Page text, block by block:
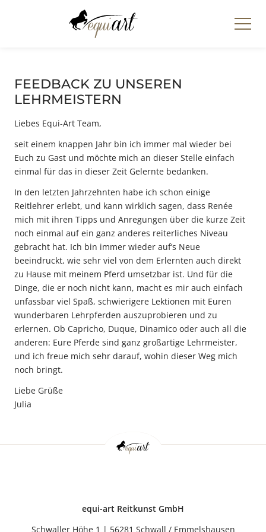
FEEDBACK ZU UNSEREN
LEHRMEISTERN
Liebes Equi-Art Team,
seit einem knappen Jahr bin ich immer mal wieder bei
Euch zu Gast und möchte mich an dieser Stelle einfach
einmal für das in dieser Zeit Gelernte bedanken.
In den letzten Jahrzehnten habe ich schon einige
Reitlehrer erlebt, und kann wirklich sagen, dass Renée
mich mit ihren Tipps und Anregungen über die kurze Zeit
noch einmal auf ein ganz anderes reiterliches Niveau
gebracht hat. Ich bin immer wieder auf’s Neue
beeindruckt, wie sehr viel von dem Erlernten auch direkt
zu Hause mit meinem Pferd umsetzbar ist. Und für die
Dinge, die er noch nicht kann, macht es mir auch einfach
unfassbar viel Spaß, schwierigere Lektionen mit Euren
wunderbaren Lehrpferden auszuprobieren und zu
erlernen. Ob Capricho, Duque, Dinamico oder auch all die
anderen: Eure Pferde sind ganz großartige Lehrmeister,
und ich freue mich sehr darauf, wohin dieser Weg mich
noch bringt.
Liebe Grüße
Julia
equi-art Reitkunst GmbH
Schwaller Höhe 1 | 56281 Schwall / Emmelshausen